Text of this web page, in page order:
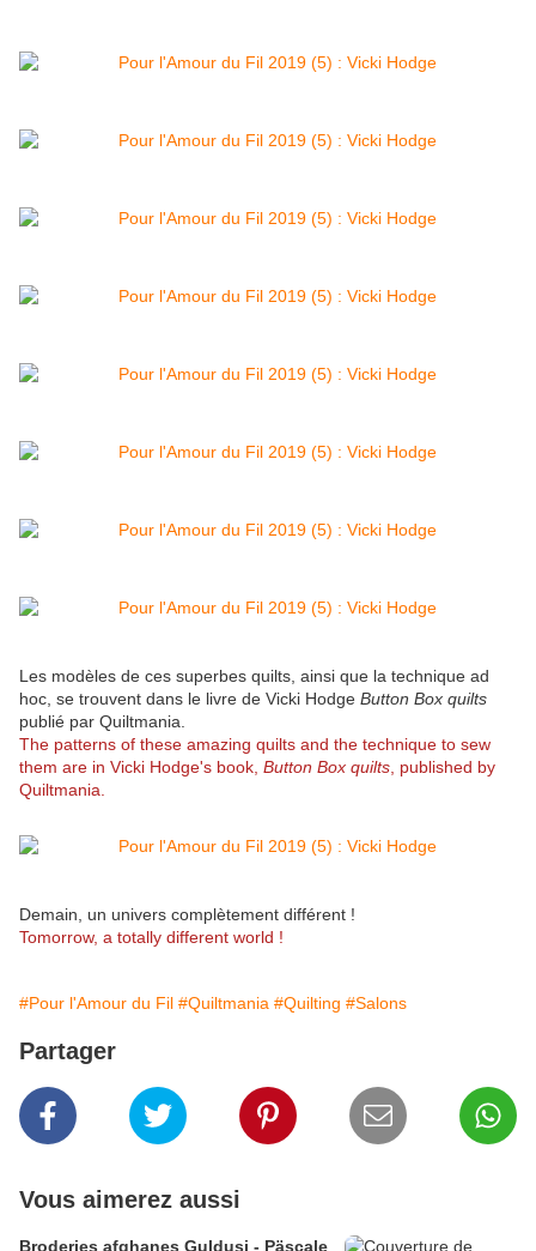
Les modèles de ces superbes quilts, ainsi que la technique ad
hoc, se trouvent dans le livre de Vicki Hodge Button Box quilts
publié par Quiltmania.
The patterns of these amazing quilts and the technique to sew
them are in Vicki Hodge's book, Button Box quilts , published by
Quiltmania.
Demain, un univers complètement différent !
Tomorrow, a totally different world !
#Pour l'Amour du Fil #Quiltmania #Quilting #Salons
Partager
Vous aimerez aussi
Broderies afghanes Guldusi - Päscale